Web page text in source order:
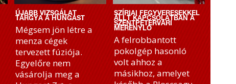
ÚJABB VIZSGÁLAT
TÁRGYA A HUNGAST
Mégsem jön létre a
menza cégek
tervezett fúziója.
Egyelőre nem
vásárolja meg a
SZÍRIAI FEGYVERESEKKEL
ÁLLT KAPCSOLATBAN A
SZENTPÉTERVÁRI
MERÉNYLŐ
A felrobbantott
pokolgép hasonló
volt ahhoz a
másikhoz, amelyet